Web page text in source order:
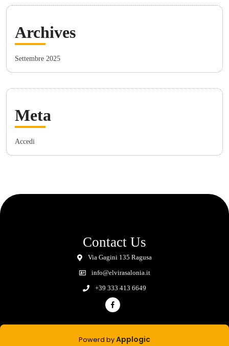
Archives
Settembre 2025
Meta
Accedi
Contact Us
Via Gagini 135 Ragusa
info@elvirasalonia.it
+39 333 413 6649
Powerd byApplogic